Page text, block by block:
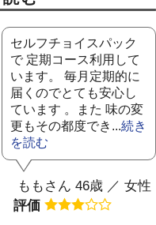
セルフチョイスパック
で 定期コース利用して
います。 毎月定期的に
届くのでとても安心し
ています 。また 味の変
更もその都度でき...続き
を読む
ももさん 46歳 ／ 女性
評価